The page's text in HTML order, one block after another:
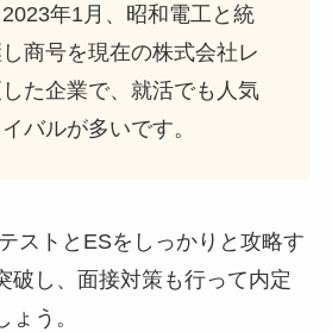
年1月、昭和電工と統
商号を現在の株式会社レ
た企業で、就活でも人気
バルが多いです。
ストとESをしっかりと攻略す
破し、面接対策も行って内定
う。